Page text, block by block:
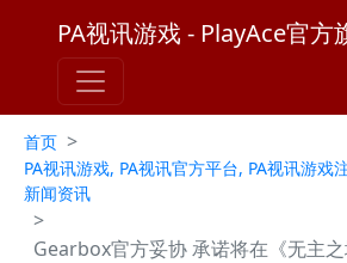
PA视讯游戏 - PlayAce官方
首页 >
PA视讯游戏, PA视讯官方平台, PA视讯游戏
新闻资讯
>
Gearbox官方妥协 承诺将在《无主